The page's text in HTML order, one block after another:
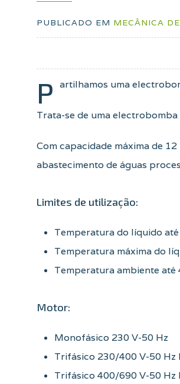
PUBLICADO EM MECÂNICA
P artilhamos uma
Trata-se de uma
Com capacidade máxima de
abastecimento de águas
Limites de utilização:
Temperatura do líquido
Temperatura máxima do
Temperatura ambiente até
Motor:
Monofásico 230 V-50 Hz
Trifásico 230/400 V-50 Hz
Trifásico 400/690 V-50 Hz